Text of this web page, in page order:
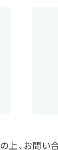
、お問い